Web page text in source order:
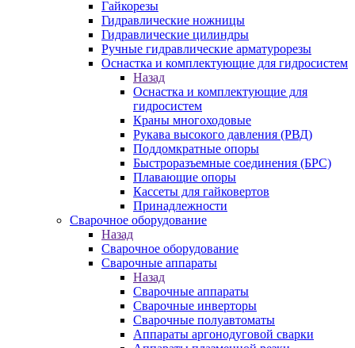
Гайкорезы
Гидравлические ножницы
Гидравлические цилиндры
Ручные гидравлические арматурорезы
Оснастка и комплектующие для гидросистем
Назад
Оснастка и комплектующие для
гидросистем
Краны многоходовые
Рукава высокого давления (РВД)
Поддомкратные опоры
Быстроразъемные соединения (БРС)
Плавающие опоры
Кассеты для гайковертов
Принадлежности
Сварочное оборудование
Назад
Сварочное оборудование
Сварочные аппараты
Назад
Сварочные аппараты
Сварочные инверторы
Сварочные полуавтоматы
Аппараты аргонодуговой сварки